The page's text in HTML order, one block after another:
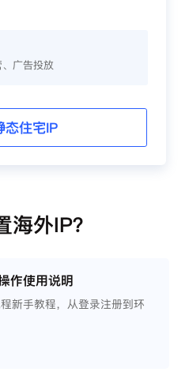
广告投放
态住宅IP
海外IP？
作使用说明
新手教程，从登录注册到环